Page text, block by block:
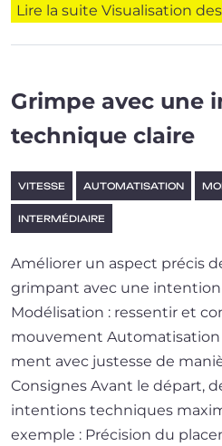
Lire la suite Visualisation
Grimpe avec une
technique claire
VITESSE AUTOMATISATION
INTERMÉDIAIRE
Améliorer un aspect précis
grimpant avec une
Modélisation : res­sen­tir et
mouvement
ment avec jus­tesse de
Consignes Avant le départ,
inten­tions tech­niques
exemple : Précision du